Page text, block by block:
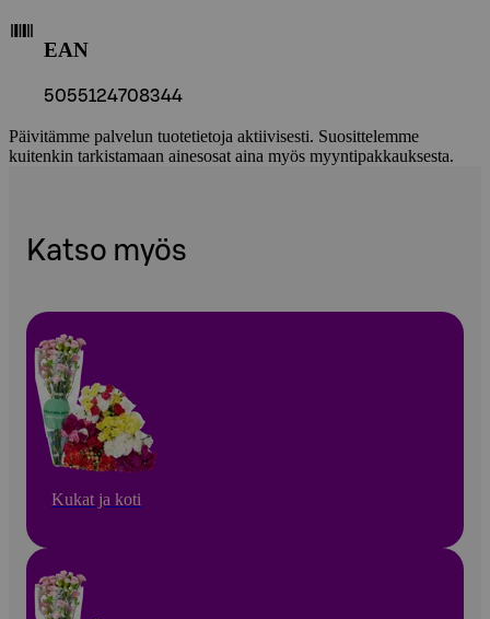
EAN
5055124708344
Päivitämme palvelun tuotetietoja aktiivisesti. Suosittelemme
kuitenkin tarkistamaan ainesosat aina myös myyntipakkauksesta.
Katso myös
Kukat ja koti